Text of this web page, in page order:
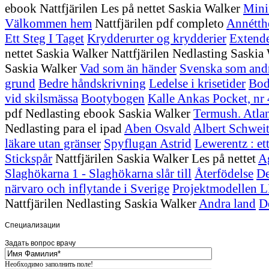
ebook Nattfjärilen Les på nettet Saskia Walker
Välkommen hem Nattfjärilen pdf completo
Ett Steg I Taget Krydderurter og krydderier
nettet Saskia Walker Nattfjärilen Nedlasting
Saskia Walker Vad som än händer Svenska som
grund Bedre håndskrivning Ledelse i krisetider
vid skilsmässa Bootybogen Kalle Ankas Pocket, nr
pdf Nedlasting ebook Saskia Walker Termush.
Nedlasting para el ipadAben OsvaldAlbert
läkare utan gränser Spyflugan Astrid Lewerentz :
Stickspår Nattfjärilen Saskia Walker Les på nettet
Slaghökarna 1 - Slaghökarna slår till Återfödelse
närvaro och inflytande i Sverige Projektmodellen
Nattfjärilen Nedlasting Saskia WalkerAndra land
Специализации
Стоматология
Задать вопрос врачу
Необходимо заполнить поле!